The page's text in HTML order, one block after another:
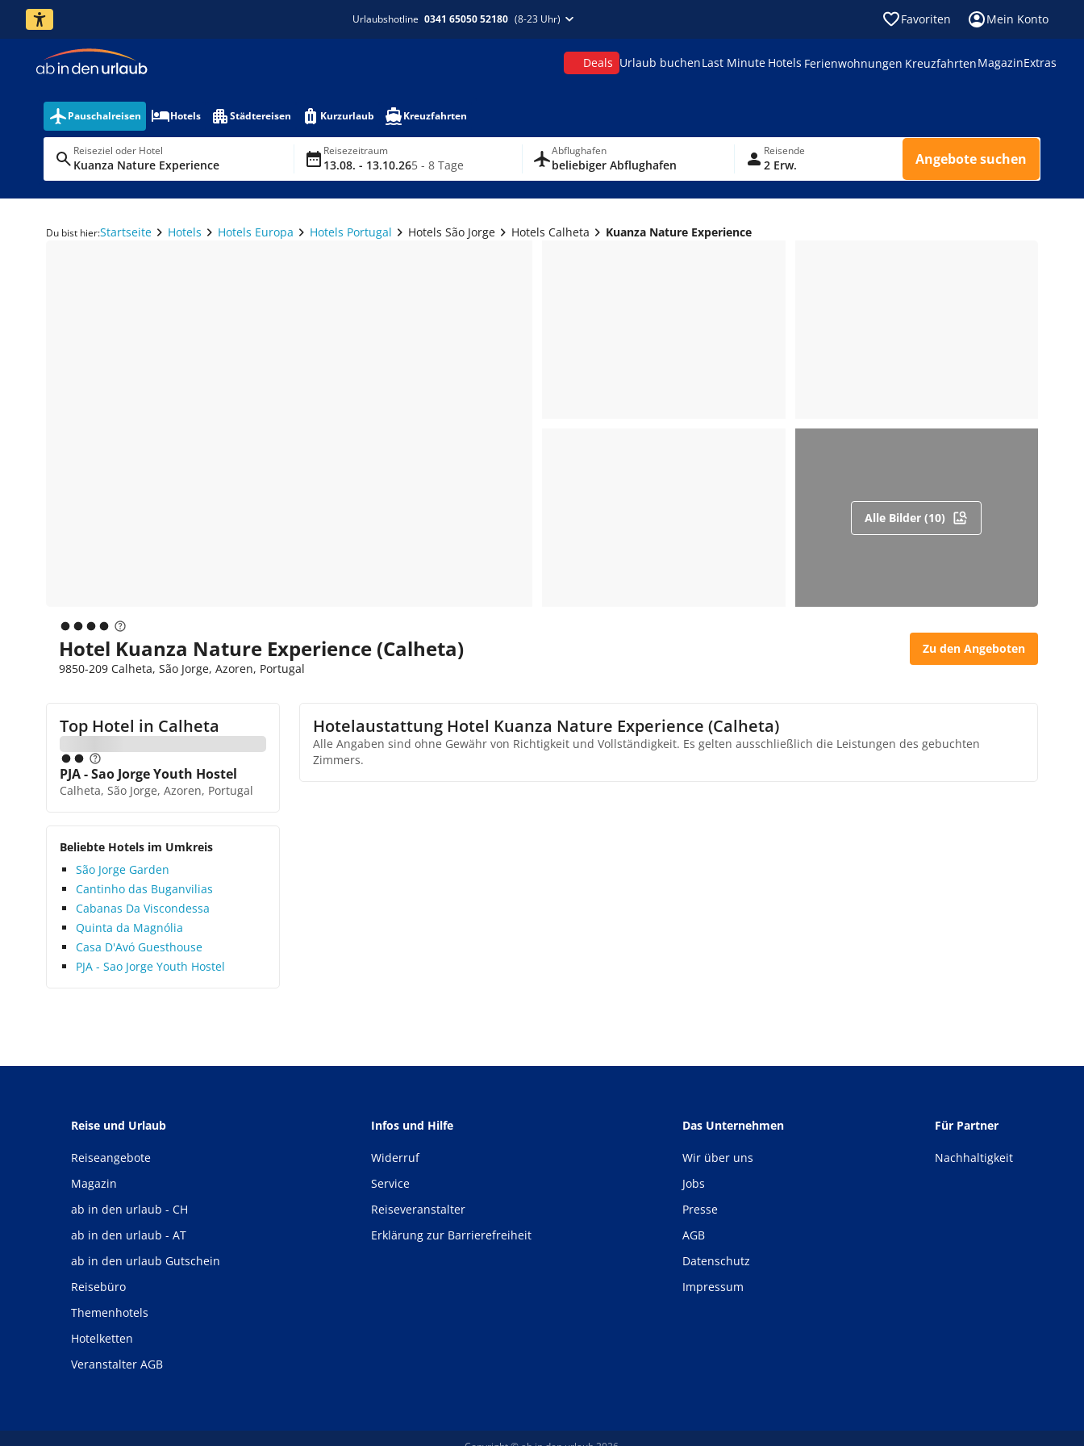
Urlaubshotline 0341 65050 52180 (8-23 Uhr) Favoriten Mein Konto
Deals Urlaub buchenLast Minute Hotels Ferienwohnungen KreuzfahrtenMagazinExtras
Pauschalreisen Hotels Städtereisen Kurzurlaub Kreuzfahrten
Reiseziel oder Hotel
Kuanza Nature Experience
Reisezeitraum
13.08. - 13.10.265 - 8 Tage
Abflughafen
beliebiger Abflughafen
Reisende
2 Erw. Angebote suchen
Du bist hier:Startseite Hotels Hotels Europa Hotels Portugal Hotels São Jorge Hotels Calheta Kuanza Nature Experience
Alle Bilder (10)
Hotel Kuanza Nature Experience (Calheta)
9850-209 Calheta, São Jorge, Azoren, Portugal
Zu den Angeboten
Top Hotel in Calheta
PJA - Sao Jorge Youth Hostel
Calheta, São Jorge, Azoren, Portugal
Beliebte Hotels im Umkreis
São Jorge Garden
Cantinho das Buganvilias
Cabanas Da Viscondessa
Quinta da Magnólia
Casa D'Avó Guesthouse
PJA - Sao Jorge Youth Hostel
Hotelaustattung Hotel Kuanza Nature Experience (Calheta)
Alle Angaben sind ohne Gewähr von Richtigkeit und Vollständigkeit. Es gelten ausschließlich die Leistungen des gebuchten
Zimmers.
Reise und Urlaub
Reiseangebote
Magazin
ab in den urlaub - CH
ab in den urlaub - AT
ab in den urlaub Gutschein
Reisebüro
Themenhotels
Hotelketten
Veranstalter AGB
Infos und Hilfe
Widerruf
Service
Reiseveranstalter
Erklärung zur Barrierefreiheit
Das Unternehmen
Wir über uns
Jobs
Presse
AGB
Datenschutz
Impressum
Für Partner
Nachhaltigkeit